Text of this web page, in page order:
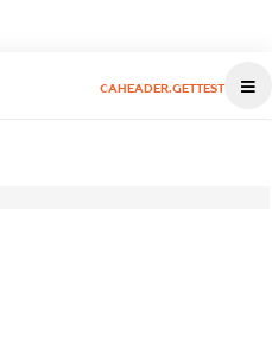
CAHEADER.GETTEST